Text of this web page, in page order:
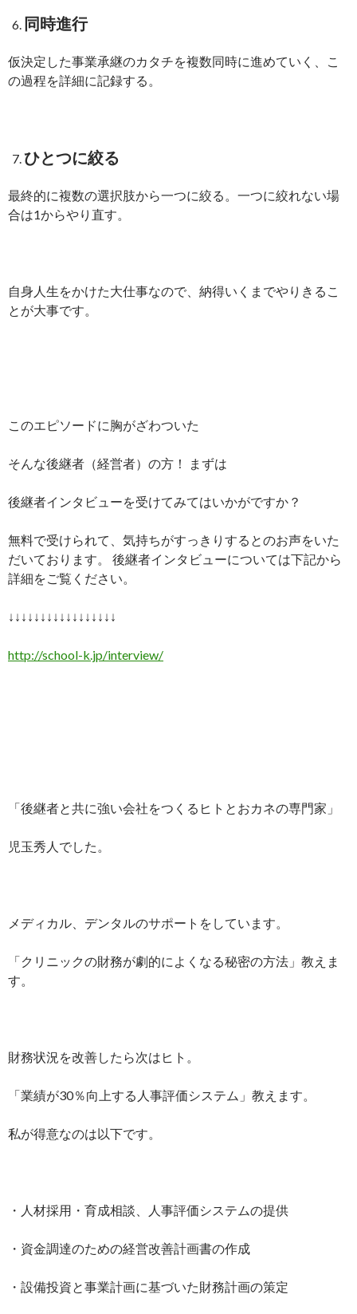
同時進行
仮決定した事業承継のカタチを複数同時に進めていく、こ
の過程を詳細に記録する。
ひとつに絞る
最終的に複数の選択肢から一つに絞る。一つに絞れない場
合は1からやり直す。
自身人生をかけた大仕事なので、納得いくまでやりきるこ
とが大事です。
このエピソードに胸がざわついた
そんな後継者（経営者）の方！ まずは
後継者インタビューを受けてみてはいかがですか？
無料で受けられて、気持ちがすっきりするとのお声をいた
だいております。 後継者インタビューについては下記から
詳細をご覧ください。
↓↓↓↓↓↓↓↓↓↓↓↓↓↓↓↓↓
http://school-k.jp/interview/
「後継者と共に強い会社をつくるヒトとおカネの専門家」
児玉秀人でした。
メディカル、デンタルのサポートをしています。
「クリニックの財務が劇的によくなる秘密の方法」教えま
す。
財務状況を改善したら次はヒト。
「業績が30％向上する人事評価システム」教えます。
私が得意なのは以下です。
・人材採用・育成相談、人事評価システムの提供
・資金調達のための経営改善計画書の作成
・設備投資と事業計画に基づいた財務計画の策定